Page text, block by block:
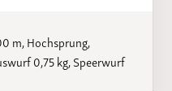
m, Hochsprung,
0,75 kg, Speerwurf